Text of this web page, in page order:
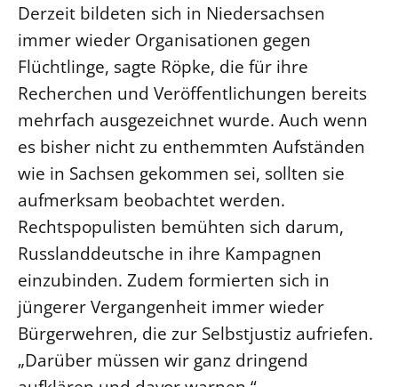
Derzeit bildeten sich in Niedersachsen
immer wieder Organisationen gegen
Flüchtlinge, sagte Röpke, die für ihre
Recherchen und Veröffentlichungen bereits
mehrfach ausgezeichnet wurde. Auch wenn
es bisher nicht zu enthemmten Aufständen
wie in Sachsen gekommen sei, sollten sie
aufmerksam beobachtet werden.
Rechtspopulisten bemühten sich darum,
Russlanddeutsche in ihre Kampagnen
einzubinden. Zudem formierten sich in
jüngerer Vergangenheit immer wieder
Bürgerwehren, die zur Selbstjustiz aufriefen.
„Darüber müssen wir ganz dringend
LANDESSYNODE
27. Landessynode
Kontakt
Hintergrund
MITARBEIT
Ehrenamt
Beruf
Freie Stellen
SERVICE
Älterwerden im Pfarrberuf